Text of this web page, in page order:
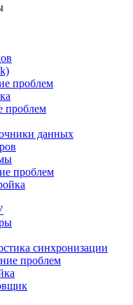
проблем
проблем
данных
проблем
синхронизации
проблем